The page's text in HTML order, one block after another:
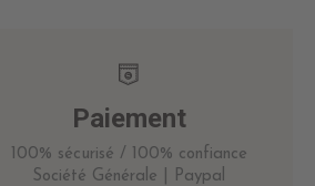
Paiement
100% sécurisé / 100% confiance
Société Générale | Paypal